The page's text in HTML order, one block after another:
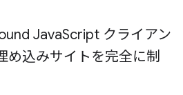
JavaScript クライアン
め込みサイトを完全に制